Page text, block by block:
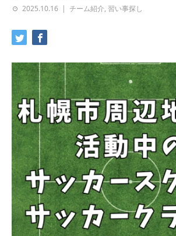
2025.10.16 チーム紹介, 習い事探し